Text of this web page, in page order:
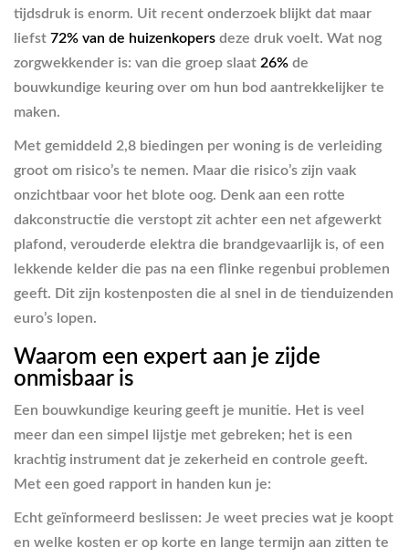
tijdsdruk is enorm. Uit recent onderzoek blijkt dat maar
liefst 72% van de huizenkopers deze druk voelt. Wat nog
zorgwekkender is: van die groep slaat 26% de
bouwkundige keuring over om hun bod aantrekkelijker te
maken.
Met gemiddeld 2,8 biedingen per woning is de verleiding
groot om risico’s te nemen. Maar die risico’s zijn vaak
onzichtbaar voor het blote oog. Denk aan een rotte
dakconstructie die verstopt zit achter een net afgewerkt
plafond, verouderde elektra die brandgevaarlijk is, of een
lekkende kelder die pas na een flinke regenbui problemen
geeft. Dit zijn kostenposten die al snel in de tienduizenden
euro’s lopen.
Waarom een expert aan je zijde
onmisbaar is
Een bouwkundige keuring geeft je munitie. Het is veel
meer dan een simpel lijstje met gebreken; het is een
krachtig instrument dat je zekerheid en controle geeft.
Met een goed rapport in handen kun je:
Echt geïnformeerd beslissen: Je weet precies wat je koopt
en welke kosten er op korte en lange termijn aan zitten te